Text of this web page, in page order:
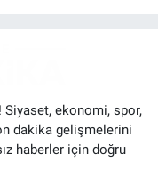
Siyaset, ekonomi, spor,
dakika gelişmelerini
haberler için doğru